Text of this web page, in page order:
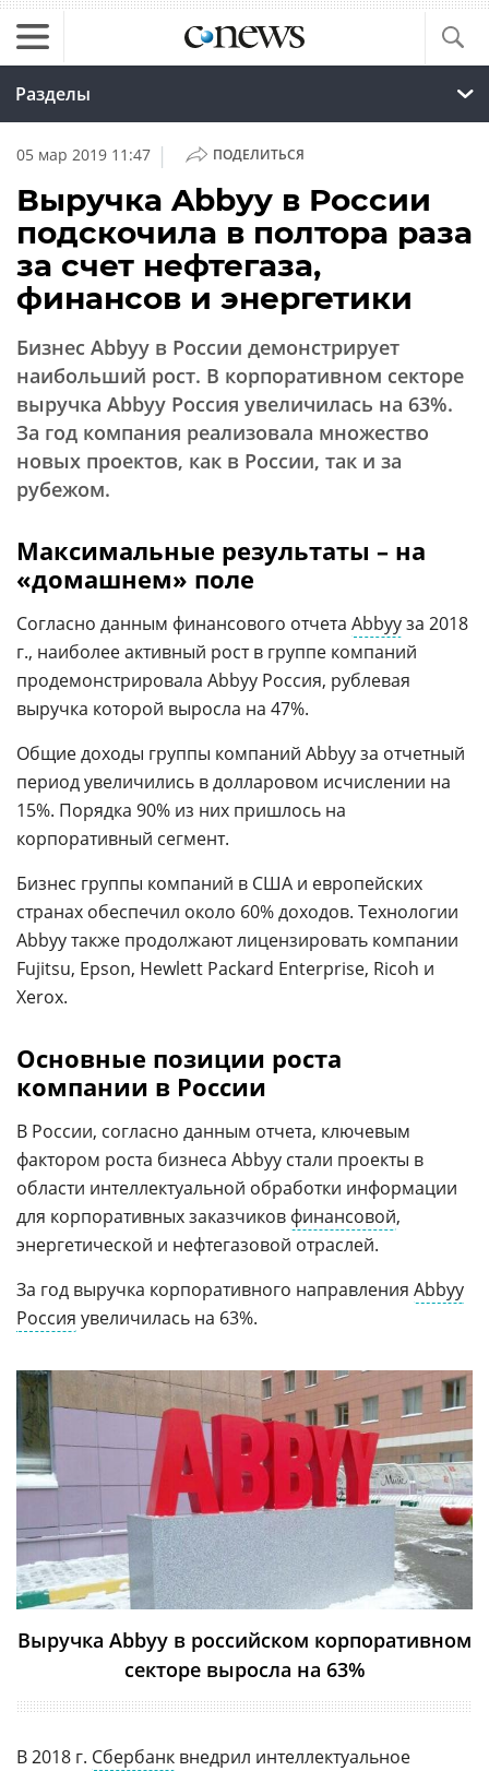
Разделы
05 мар 2019 11:47 | ПОДЕЛИТЬСЯ
Выручка Abbyy в России
подскочила в полтора раза
за счет нефтегаза,
финансов и энергетики
Бизнес Abbyy в России демонстрирует
наибольший рост. В корпоративном секторе
выручка Abbyy Россия увеличилась на 63%.
За год компания реализовала множество
новых проектов, как в России, так и за
рубежом.
Максимальные результаты – на
«домашнем» поле
Согласно данным финансового отчета Abbyyза 2018
г., наиболее активный рост в группе компаний
продемонстрировала Abbyy Россия, рублевая
выручка которой выросла на 47%.
Общие доходы группы компаний Abbyy за отчетный
период увеличились в долларовом исчислении на
15%. Порядка 90% из них пришлось на
корпоративный сегмент.
Бизнес группы компаний в США и европейских
странах обеспечил около 60% доходов. Технологии
Abbyy также продолжают лицензировать компании
Fujitsu, Epson, Hewlett Packard Enterprise, Ricoh и
Xerox.
Основные позиции роста
компании в России
В России, согласно данным отчета, ключевым
фактором роста бизнеса Abbyy стали проекты в
области интеллектуальной обработки информации
для корпоративных заказчиков финансовой,
энергетической и нефтегазовой отраслей.
За год выручка корпоративного направления Abbyy
Россия увеличилась на 63%.
Выручка Abbyy в российском корпоративном
секторе выросла на 63%
В 2018 г. Сбербанк внедрил интеллектуальное